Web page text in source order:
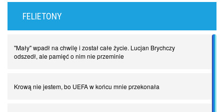
FELIETONY
"Mały" wpadł na chwilę i został całe życie. Lucjan Brychczy
odszedł, ale pamięć o nim nie przeminie
Krową nie jestem, bo UEFA w końcu mnie przekonała